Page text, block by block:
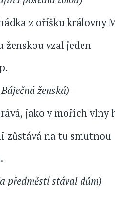
z oříšku královny
ženskou vzal jeden
ženská)
jako v mořích vlny
zůstává na tu smutnou
předměstí stával dům)